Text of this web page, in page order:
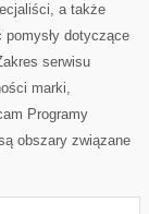
a także
dotyczące
serwisu
marki,
Programy
obszary związane